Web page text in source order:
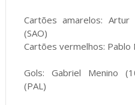
Cartões amarelos: Artur
(SAO)
Cartões vermelhos: Pablo
Gols: Gabriel Menino
(PAL)